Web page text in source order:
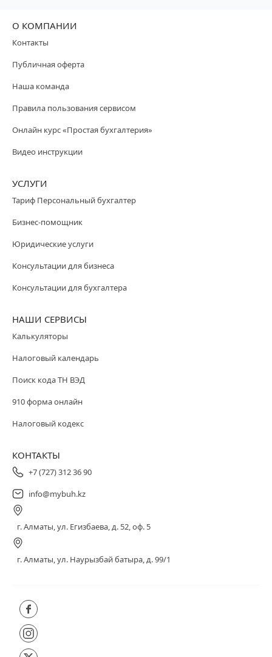
О КОМПАНИИ
Контакты
Публичная оферта
Наша команда
Правила пользования сервисом
Онлайн курс «Простая бухгалтерия»
Видео инструкции
УСЛУГИ
Тариф Персональный бухгалтер
Бизнес-помощник
Юридические услуги
Консультации для бизнеса
Консультации для бухгалтера
НАШИ СЕРВИСЫ
Калькуляторы
Налоговый календарь
Поиск кода ТН ВЭД
910 форма онлайн
Налоговый кодекс
КОНТАКТЫ
+7 (727) 312 36 90
info@mybuh.kz
г. Алматы, ул. Егизбаева, д. 52, оф. 5
г. Алматы, ул. Наурызбай батыра, д. 99/1